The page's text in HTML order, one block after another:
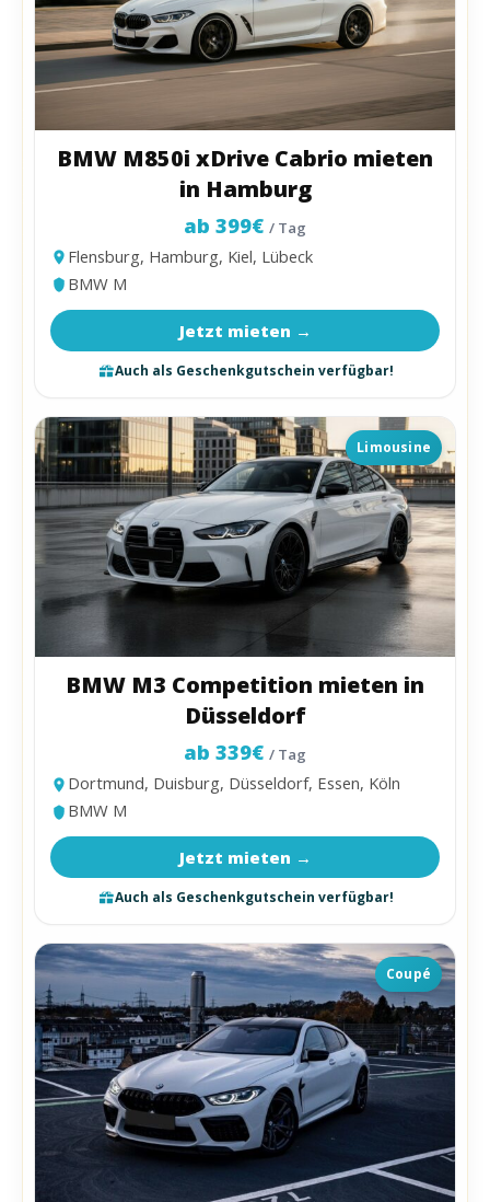
BMW M850i xDrive Cabrio mieten
in Hamburg
ab 399€ / Tag
Flensburg, Hamburg, Kiel, Lübeck
BMW M
Jetzt mieten →
Auch als Geschenkgutschein verfügbar!
Limousine
BMW M3 Competition mieten in
Düsseldorf
ab 339€ / Tag
Dortmund, Duisburg, Düsseldorf, Essen, Köln
BMW M
Jetzt mieten →
Auch als Geschenkgutschein verfügbar!
Coupé